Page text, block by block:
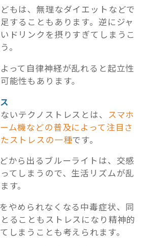
もは、無理なダイエットなどで
することもあります。逆にジャ
ドリンクを摂りすぎてしまうこ
。
って自律神経が乱れると起立性
能性もあります。
いテクノストレスとは、 スマホ
ム機などの普及によって注目さ
ストレスの一種です。
から出るブルーライトは、交感
てしまうので、生活リズムが乱
す。
やめられなくなる中毒症状、同
ることもストレスになり精神的
しまうことも考えられます。